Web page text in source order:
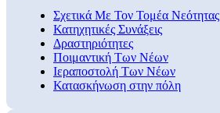
Σχετικά Με Τον Τομέα Νεότητας
Κατηχητικές Συνάξεις
Δραστηριότητες
Ποιμαντική Των Νέων
Ιεραποστολή Των Νέων
Κατασκήνωση στην πόλη